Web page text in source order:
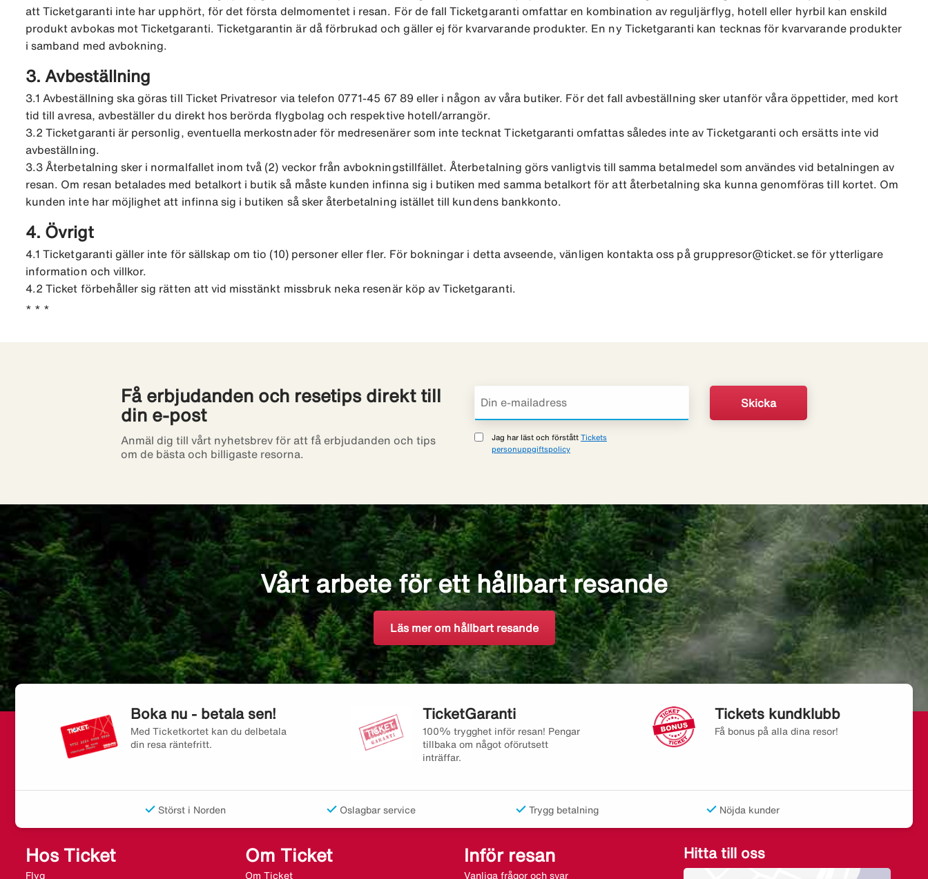
att Ticketgaranti inte har upphört, för det första delmomentet i resan. För de fall Ticketgaranti omfattar en kombination av reguljärflyg, hotell eller hyrbil kan enskild
produkt avbokas mot Ticketgaranti. Ticketgarantin är då förbrukad och gäller ej för kvarvarande produkter. En ny Ticketgaranti kan tecknas för kvarvarande produkter
i samband med avbokning.
3. Avbeställning
3.1 Avbeställning ska göras till Ticket Privatresor via telefon 0771-45 67 89 eller i någon av våra butiker. För det fall avbeställning sker utanför våra öppettider, med kort
tid till avresa, avbeställer du direkt hos berörda flygbolag och respektive hotell/arrangör.
3.2 Ticketgaranti är personlig, eventuella merkostnader för medresenärer som inte tecknat Ticketgaranti omfattas således inte av Ticketgaranti och ersätts inte vid
avbeställning.
3.3 Återbetalning sker i normalfallet inom två (2) veckor från avbokningstillfället. Återbetalning görs vanligtvis till samma betalmedel som användes vid betalningen av
resan. Om resan betalades med betalkort i butik så måste kunden infinna sig i butiken med samma betalkort för att återbetalning ska kunna genomföras till kortet. Om
kunden inte har möjlighet att infinna sig i butiken så sker återbetalning istället till kundens bankkonto.
4. Övrigt
4.1 Ticketgaranti gäller inte för sällskap om tio (10) personer eller fler. För bokningar i detta avseende, vänligen kontakta oss på gruppresor@ticket.se för ytterligare
information och villkor.
4.2 Ticket förbehåller sig rätten att vid misstänkt missbruk neka resenär köp av Ticketgaranti.
* * *
Få erbjudanden och resetips direkt till
din e-post
Anmäl dig till vårt nyhetsbrev för att få erbjudanden och tips
om de bästa och billigaste resorna.
Jag har läst och förstått Tickets
personuppgiftspolicy
Vårt arbete för ett hållbart resande
Läs mer om hållbart resande
Boka nu - betala sen!
Med Ticketkortet kan du delbetala
din resa räntefritt.
TicketGaranti
100% trygghet inför resan! Pengar
tillbaka om något oförutsett
inträffar.
Tickets kundklubb
Få bonus på alla dina resor!
Störst i Norden Oslagbar service Trygg betalning Nöjda kunder
Hos Ticket
Flyg
Om Ticket
Om Ticket
Inför resan
Vanliga frågor och svar
Hitta till oss